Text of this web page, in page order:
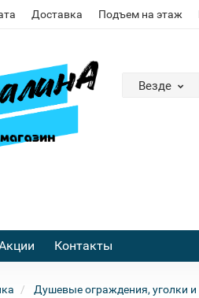
Доставка Подъем на этаж
Везде
Контакты
Душевые ограждения, уголки